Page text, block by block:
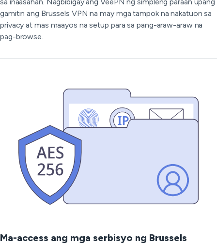
gamitin ang Brussels VPN na may mga tampok na nakatuon sa
privacy at mas maayos na setup para sa pang-araw-araw na
pag-browse.
Ma-access ang mga serbisyo ng Brussels